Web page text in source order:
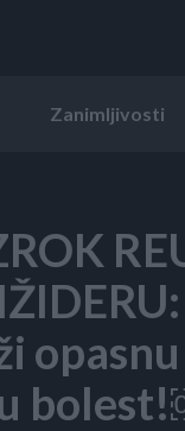
Zanimljivosti